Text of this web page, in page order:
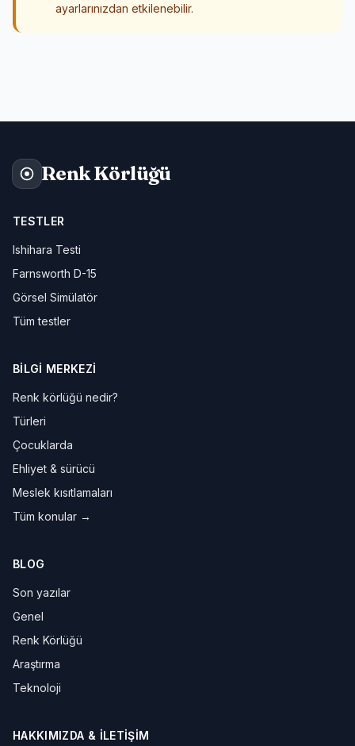
ayarlarınızdan etkilenebilir.
Renk Körlüğü
TESTLER
Ishihara Testi
Farnsworth D-15
Görsel Simülatör
Tüm testler
BILGI MERKEZI
Renk körlüğü nedir?
Türleri
Çocuklarda
Ehliyet & sürücü
Meslek kısıtlamaları
Tüm konular →
BLOG
Son yazılar
Genel
Renk Körlüğü
Araştırma
Teknoloji
HAKKIMIZDA & İLETIŞIM